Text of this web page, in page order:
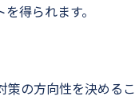
得られます。
の方向性を決めるこ